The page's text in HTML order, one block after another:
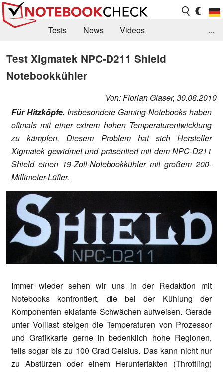
Tests News
Videos
Kaufberatung
Deals
...
Test Xigmatek NPC-D211 Shield
Notebookkühler
Von: Florian Glaser, 30.08.2010
Für Hitzköpfe. Insbesondere Gaming-Notebooks haben
oftmals mit einer extrem hohen Temperaturentwicklung
zu kämpfen. Diesem Problem hat sich Hersteller
Xigmatek gewidmet und präsentiert mit dem NPC-D211
Shield einen 19-Zoll-Notebookkühler mit großem 200-
Millimeter-Lüfter.
Immer wieder sehen wir uns in der Redaktion mit
Notebooks konfrontiert, die bei der Kühlung der
Komponenten eklatante Schwächen aufweisen. Gerade
unter Volllast steigen die Temperaturen von Prozessor
und Grafikkarte gerne in bedenklich hohe Regionen,
teils sogar bis zu 100 Grad Celsius. Das kann nicht nur
zu Abstürzen oder einem Heruntertakten (Throttling)